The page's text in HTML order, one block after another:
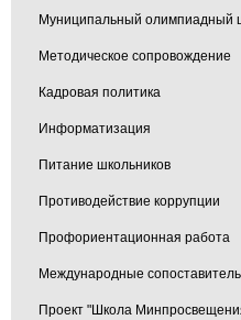
Муниципальный олимпиадный
Методическое сопровождение
Кадровая политика
Информатизация
Питание школьников
Противодействие коррупции
Профориентационная работа
Международные
Проект "Школа